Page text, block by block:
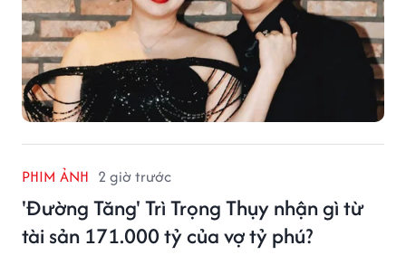
PHIM ẢNH 2 giờ trước
'Đường Tăng' Trì Trọng Thụy nhận gì từ
tài sản 171.000 tỷ của vợ tỷ phú?